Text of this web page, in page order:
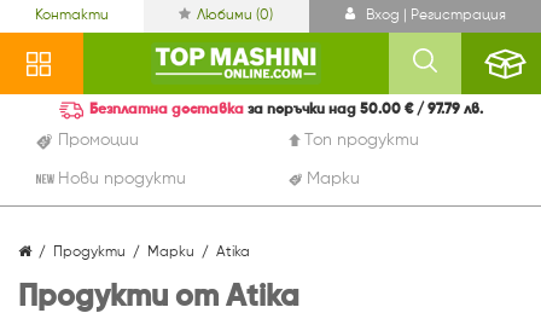
Контакти Любими (0) Вход | Регистрация
Промоции Топ продукти
Нови продукти Марки
Безплатна доставка за поръчки над 50.00 € / 97.79 лв.
Продукти Марки Atika
Продукти от Atika